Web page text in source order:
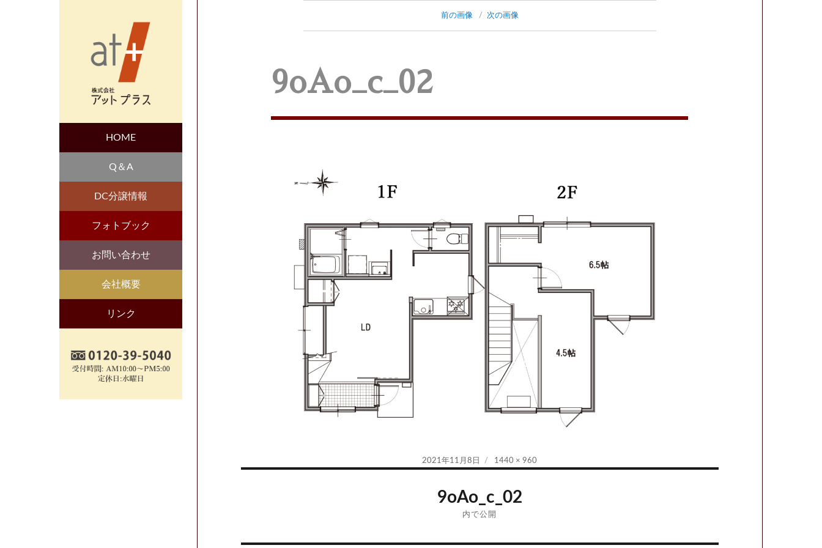
前の画像 次の画像
9oAo_c_02
投
2021年11月8日
フ
イ
ズ
1440 × 960
9oAo_c_02
内で公開
HOME
Q＆A
DC分譲情報
フォトブック
お問い合わせ
会社概要
リンク